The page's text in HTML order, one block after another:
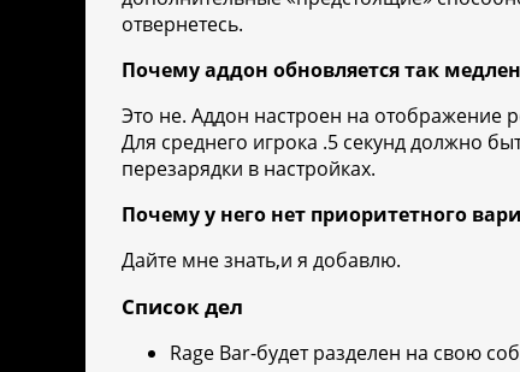
отвернетесь.
Почему аддон обновляется так
Это не. Аддон настроен на отображение
Для среднего игрока .5 секунд должно
перезарядки в настройках.
Почему у него нет приоритетного
Дайте мне знать,и я добавлю.
Список дел
Rage Bar-будет разделен на свою